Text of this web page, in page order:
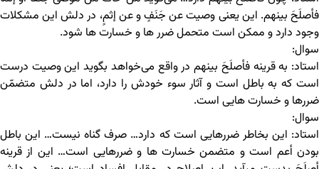
فأصلَحَ بینهم. این یعنی وصیت عن جَنَفٍ و عن إثمٍ، در دلش این مشکلات
وجود دارد و ممکن است متحمل ضرر ها و خسارت ها شود.
سوال:
استاد: به قرینه فأصلَحَ بینهم در واقع می‌خواهد بگوید این وصیت درست
است که به باطل است و آثار سوء خودش را دارد، اما در دلش متضمّن
ضررها و خسارت هایی است.
سوال:
استاد: این بخاطر ضررهایی است که دارد… صرف گناه نیست… این باطل
بودن أعم است و متضمن خسارت ها و ضررهایی است… این از قرینه